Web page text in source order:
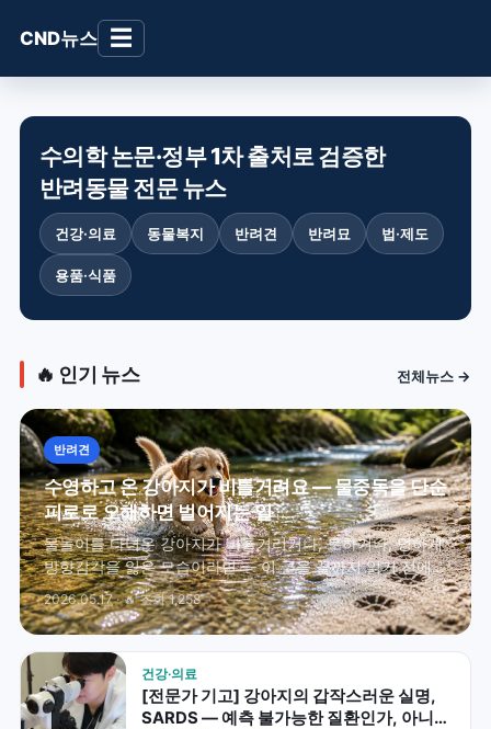
CND뉴스 ☰
수의학 논문·정부 1차 출처로 검증한
반려동물 전문 뉴스
건강·의료 동물복지 반려견 반려묘 법·제도
용품·식품
🔥 인기 뉴스 전체뉴스 →
반려견
수영하고 온 강아지가 비틀거려요 — 물중독을 단순
피로로 오해하면 벌어지는 일
물놀이를 다녀온 강아지가 비틀거리거나, 토하거나, 멍하게
방향감각을 잃은 모습이라면 — 이 글을 끝까지 읽기 전에
지금 바로 24시간 동물병원으로 출발하세요. 물중독은 몇
시간 안에 발작·혼수로 진…
2026.05.17 · 🔥 조회 1,258
건강·의료
[전문가 기고] 강아지의 갑작스러운 실명,
SARDS — 예측 불가능한 질환인가, 아니면